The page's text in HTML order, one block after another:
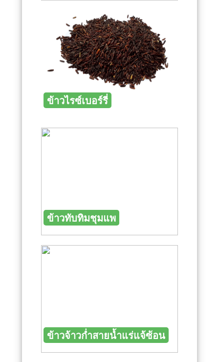
ข้าวไรซ์เบอร์รี่
ข้าวทับทิมชุมแพ
ข้าวจ้าวก่ำสายน้ำแร่แจ้ซ้อน